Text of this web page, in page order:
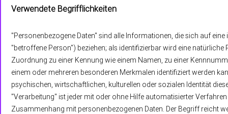
Verwendete Begrifflichkeiten
"Personenbezogene Daten" sind alle Informationen, die sich auf
"betroffene Person") beziehen; als identifizierbar wird eine
Zuordnung zu einer Kennung wie einem Namen, zu einer
einem oder mehreren besonderen Merkmalen identifiziert werden
psychischen, wirtschaftlichen, kulturellen oder sozialen Identität
"Verarbeitung" ist jeder mit oder ohne Hilfe automatisierter
Zusammenhang mit personenbezogenen Daten. Der Begriff reicht